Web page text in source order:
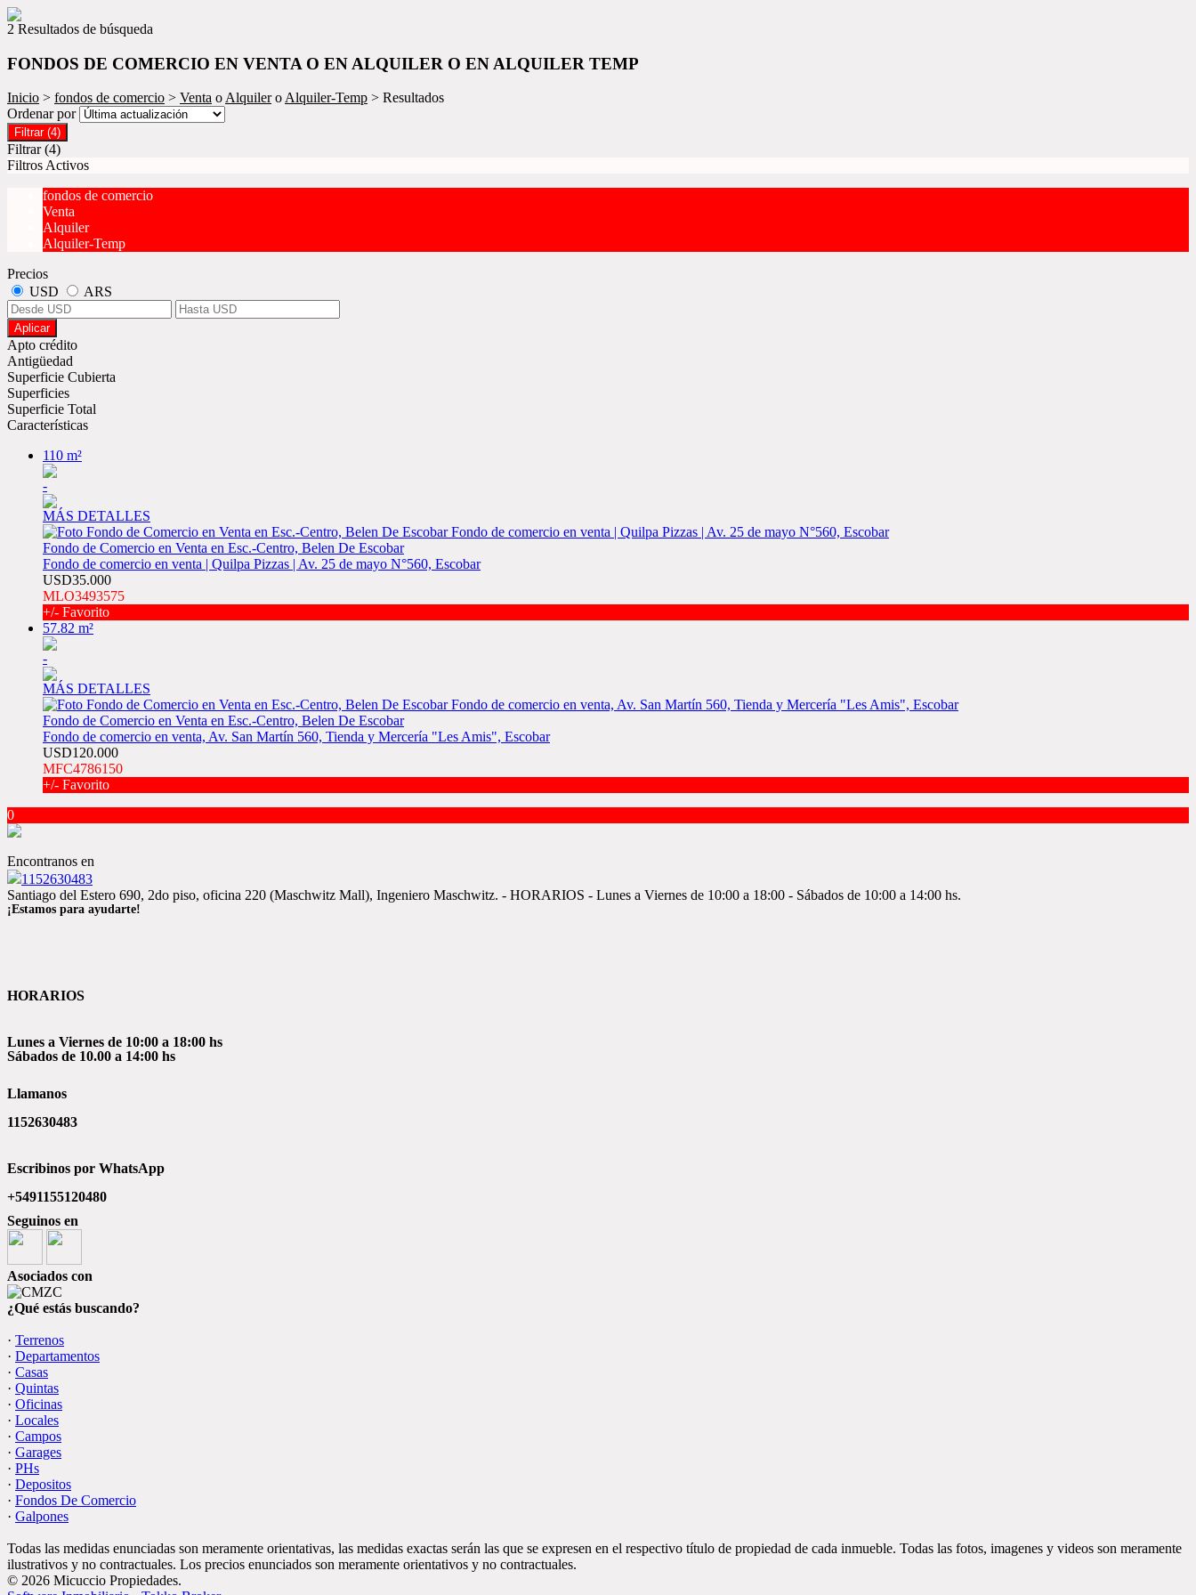
2 Resultados de búsqueda
FONDOS DE COMERCIO EN VENTA O EN ALQUILER O EN ALQUILER TEMP
Inicio > fondos de comercio > Venta oAlquileroAlquiler-Temp > Resultados
Ordenar por
Filtrar (4)
Filtrar (4)
Filtros Activos
fondos de comercio
Venta
Alquiler
Alquiler-Temp
Precios
USD
ARS
Aplicar
Apto crédito
Antigüedad
Superficie Cubierta
Superficies
Superficie Total
Características
110 m²
-
MÁS DETALLES
Fondo de Comercio en Venta en Esc.-Centro, Belen De Escobar
Fondo de comercio en venta | Quilpa Pizzas | Av. 25 de mayo N°560, Escobar
USD35.000
MLO3493575
+/- Favorito
57.82 m²
-
MÁS DETALLES
Fondo de Comercio en Venta en Esc.-Centro, Belen De Escobar
Fondo de comercio en venta, Av. San Martín 560, Tienda y Mercería "Les Amis", Escobar
USD120.000
MFC4786150
+/- Favorito
0
Encontranos en
1152630483
Santiago del Estero 690, 2do piso, oficina 220 (Maschwitz Mall), Ingeniero Maschwitz. - HORARIOS - Lunes a Viernes de 10:00 a 18:00 - Sábados de 10:00 a 14:00 hs.
¡Estamos para ayudarte!
HORARIOS
Lunes a Viernes de 10:00 a 18:00 hs
Sábados de 10.00 a 14:00 hs
Llamanos
1152630483
Escribinos por WhatsApp
+5491155120480
Seguinos en
Asociados con
¿Qué estás buscando?
· Terrenos
· Departamentos
· Casas
· Quintas
· Oficinas
· Locales
· Campos
· Garages
· PHs
· Depositos
· Fondos De Comercio
· Galpones
Todas las medidas enunciadas son meramente orientativas, las medidas exactas serán las que se expresen en el respectivo título de propiedad de cada inmueble. Todas las fotos, imagenes y videos son meramente
ilustrativos y no contractuales. Los precios enunciados son meramente orientativos y no contractuales.
© 2026 Micuccio Propiedades.